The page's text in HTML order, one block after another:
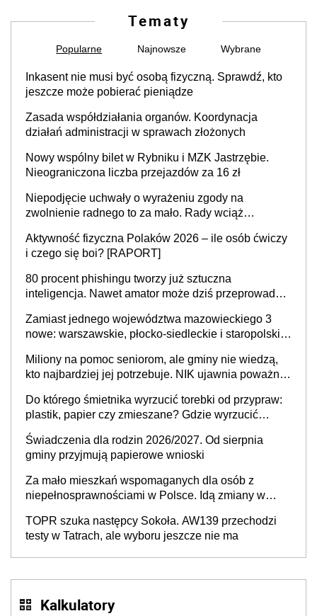
Tematy
Popularne Najnowsze Wybrane
Inkasent nie musi być osobą fizyczną. Sprawdź, kto
jeszcze może pobierać pieniądze
Zasada współdziałania organów. Koordynacja
działań administracji w sprawach złożonych
Nowy wspólny bilet w Rybniku i MZK Jastrzębie.
Nieograniczona liczba przejazdów za 16 zł
Niepodjęcie uchwały o wyrażeniu zgody na
zwolnienie radnego to za mało. Rady wciąż
sprawy
Aktywność fizyczna Polaków 2026 – ile osób ćwiczy
i czego się boi? [RAPORT]
80 procent phishingu tworzy już sztuczna
inteligencja. Nawet amator może dziś przeprowadzić
Zamiast jednego województwa mazowieckiego 3
nowe: warszawskie, płocko-siedleckie i staropolskie.
stołecznych
Miliony na pomoc seniorom, ale gminy nie wiedzą,
kto najbardziej jej potrzebuje. NIK ujawnia poważną
Do którego śmietnika wyrzucić torebki od przypraw:
plastik, papier czy zmieszane? Gdzie wyrzucić
Świadczenia dla rodzin 2026/2027. Od sierpnia
gminy przyjmują papierowe wnioski
Za mało mieszkań wspomaganych dla osób z
niepełnosprawnościami w Polsce. Idą zmiany w
TOPR szuka następcy Sokoła. AW139 przechodzi
testy w Tatrach, ale wyboru jeszcze nie ma
Kalkulatory